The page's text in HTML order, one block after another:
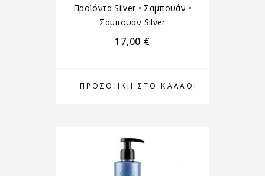
ΠΡΟΣΘΉΚΗ ΣΤΟ ΚΑΛΆΘΙ
Προϊόντα Silver• Σαμπουάν •
Σαμπουάν Silver
17,00 €